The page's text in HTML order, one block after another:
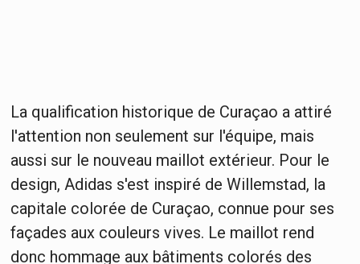
La qualification historique de Curaçao a attiré
l'attention non seulement sur l'équipe, mais
aussi sur le nouveau maillot extérieur. Pour le
design, Adidas s'est inspiré de Willemstad, la
capitale colorée de Curaçao, connue pour ses
façades aux couleurs vives. Le maillot rend
donc hommage aux bâtiments colorés des